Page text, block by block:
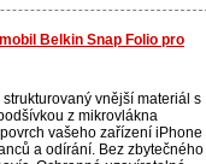
Belkin Snap Folio pro
strukturovaný vnější materiál s
z mikrovlákna
vašeho zařízení iPhone
a odírání. Bez zbytečného